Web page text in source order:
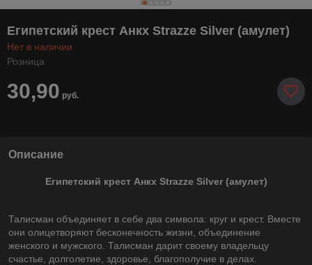
Египетский крест Анкх Strazze Silver (амулет)
Нет в наличии
Розница
30,90 руб.
Описание
Египетский крест Анкх Strazze Silver (амулет)
Талисман объединяет в себе два символа: круг и крест. Вместе
они олицетворяют бесконечность жизни, объединение
женского и мужского. Талисман дарит своему владельцу
счастье, долголетие, здоровье, благополучие в делах.